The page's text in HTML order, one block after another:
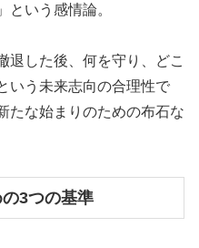
という感情論。
退した後、何を守り、どこ
いう未来志向の合理性で
たな始まりのための布石な
の3つの基準